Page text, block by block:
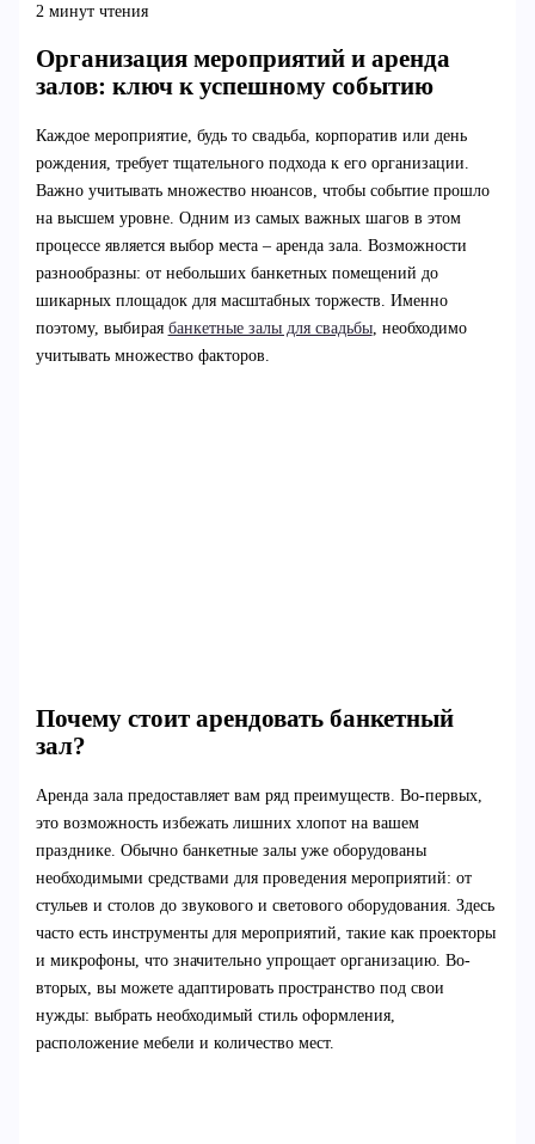
2 минут чтения
Организация мероприятий и аренда
залов: ключ к успешному событию
Каждое мероприятие, будь то свадьба, корпоратив или день
рождения, требует тщательного подхода к его организации.
Важно учитывать множество нюансов, чтобы событие прошло
на высшем уровне. Одним из самых важных шагов в этом
процессе является выбор места – аренда зала. Возможности
разнообразны: от небольших банкетных помещений до
шикарных площадок для масштабных торжеств. Именно
поэтому, выбирая банкетные залы для свадьбы, необходимо
учитывать множество факторов.
Почему стоит арендовать банкетный
зал?
Аренда зала предоставляет вам ряд преимуществ. Во-первых,
это возможность избежать лишних хлопот на вашем
празднике. Обычно банкетные залы уже оборудованы
необходимыми средствами для проведения мероприятий: от
стульев и столов до звукового и светового оборудования. Здесь
часто есть инструменты для мероприятий, такие как проекторы
и микрофоны, что значительно упрощает организацию. Во-
вторых, вы можете адаптировать пространство под свои
нужды: выбрать необходимый стиль оформления,
расположение мебели и количество мест.